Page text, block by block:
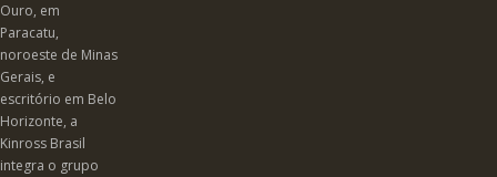
Ouro, em
Paracatu,
noroeste de Minas
Gerais, e
escritório em Belo
Horizonte, a
Kinross Brasil
integra o grupo